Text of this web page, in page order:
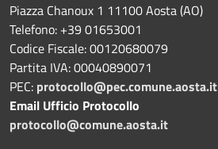
Piazza Chanoux 1 11100 Aosta (AO)
Telefono: +39 01653001
Codice Fiscale: 00120680079
Partita IVA: 00040890071
PEC: protocollo@pec.comune.aosta.it
Email Ufficio Protocollo
protocollo@comune.aosta.it